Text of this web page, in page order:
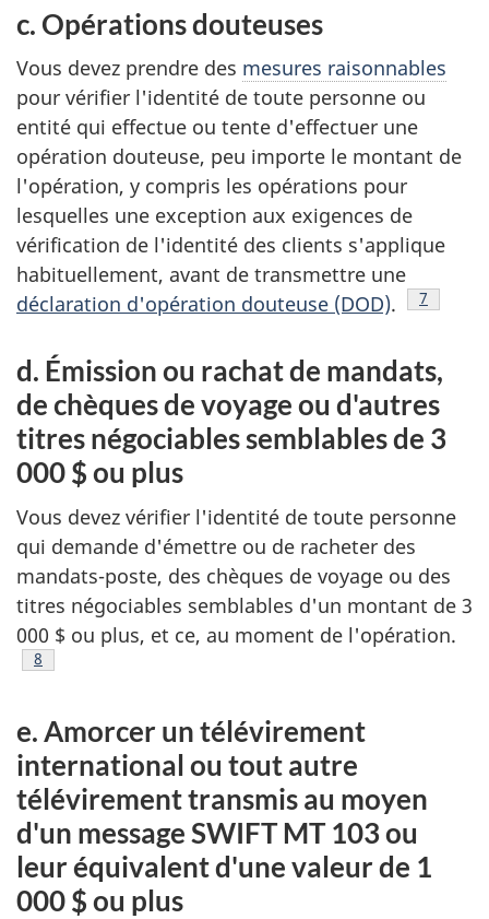
c. Opérations douteuses
Vous devez prendre des mesures raisonnables
pour vérifier l'identité de toute personne ou
entité qui effectue ou tente d'effectuer une
opération douteuse, peu importe le montant de
l'opération, y compris les opérations pour
lesquelles une exception aux exigences de
vérification de l'identité des clients s'applique
habituellement, avant de transmettre une
déclaration d'opération douteuse (DOD). Note de
7
d. Émission ou rachat de mandats,
de chèques de voyage ou d'autres
titres négociables semblables de 3
000 $ ou plus
Vous devez vérifier l'identité de toute personne
qui demande d'émettre ou de racheter des
mandats-poste, des chèques de voyage ou des
titres négociables semblables d'un montant de 3
000 $ ou plus, et ce, au moment de l'opération.
Note de bas de page
8
e. Amorcer un télévirement
international ou tout autre
télévirement transmis au moyen
d'un message SWIFT MT 103 ou
leur équivalent d'une valeur de 1
000 $ ou plus